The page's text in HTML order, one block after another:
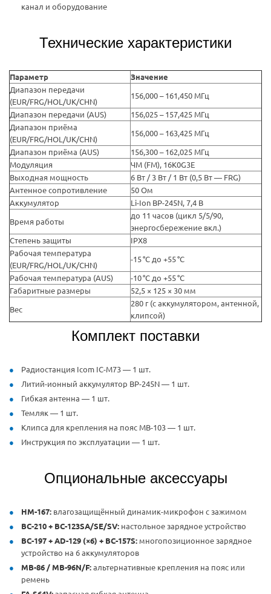
канал и оборудование
Технические характеристики
Параметр
Значение
Диапазон передачи
(EUR/FRG/HOL/UK/CHN)
156,000 – 161,450 МГц
Диапазон передачи (AUS)
156,025 – 157,425 МГц
Диапазон приёма
(EUR/FRG/HOL/UK/CHN)
156,000 – 163,425 МГц
Диапазон приёма (AUS)
156,300 – 162,025 МГц
Модуляция
ЧМ (FM), 16K0G3E
Выходная мощность
6 Вт / 3 Вт / 1 Вт (0,5 Вт — FRG)
Антенное сопротивление
50 Ом
Аккумулятор
Li-Ion BP-245N, 7,4 В
Время работы
до 11 часов (цикл 5/5/90,
энергосбережение вкл.)
Степень защиты
IPX8
Рабочая температура
(EUR/FRG/HOL/UK/CHN)
-15 °C до +55 °C
Рабочая температура (AUS)
-10 °C до +55 °C
Габаритные размеры
52,5 × 125 × 30 мм
Вес
280 г (с аккумулятором, антенной,
клипсой)
Комплект поставки
Радиостанция Icom IC-M73 — 1 шт.
Литий-ионный аккумулятор BP-245N — 1 шт.
Гибкая антенна — 1 шт.
Темляк — 1 шт.
Клипса для крепления на пояс MB-103 — 1 шт.
Инструкция по эксплуатации — 1 шт.
Опциональные аксессуары
HM-167: влагозащищённый динамик-микрофон с зажимом
BC-210 + BC-123SA/SE/SV: настольное зарядное устройство
BC-197 + AD-129 (×6) + BC-157S: многопозиционное зарядное
устройство на 6 аккумуляторов
MB-86 / MB-96N/F:альтернативные крепления на пояс или
ремень